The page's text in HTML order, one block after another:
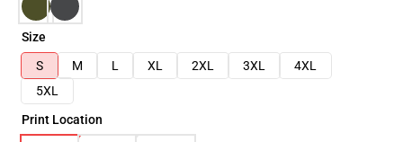
Size
S
M L XL 2XL 3XL
4XL
5XL
Print Location